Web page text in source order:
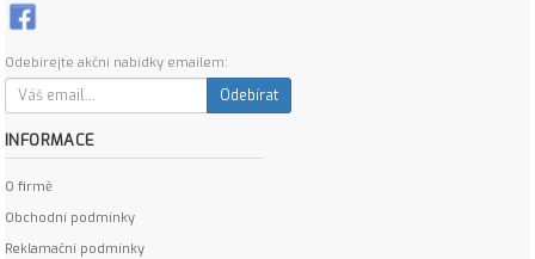
Odebírejte akční nabídky emailem:
Odebírat
INFORMACE
O firmě
Obchodní podmínky
Reklamační podmínky